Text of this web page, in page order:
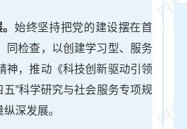
。始终坚持把党的建设摆在首
同检查，以创建学习型、服务
神，推动《科技创新驱动引领
”科学研究与社会服务专项规
深发展。